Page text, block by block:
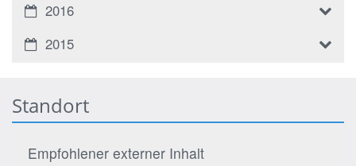
2016
2015
Standort
Empfohlener externer Inhalt